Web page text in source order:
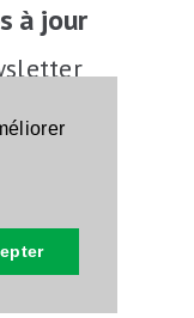
à jour
sociaux